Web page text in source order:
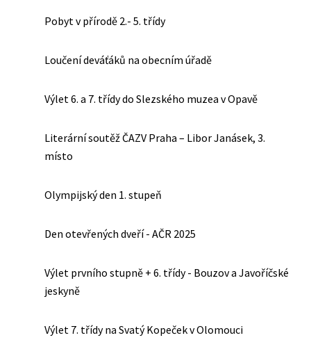
Pobyt v přírodě 2.- 5. třídy
Loučení deváťáků na obecním úřadě
Výlet 6. a 7. třídy do Slezského muzea v Opavě
Literární soutěž ČAZV Praha – Libor Janásek, 3.
místo
Olympijský den 1. stupeň
Den otevřených dveří - AČR 2025
Výlet prvního stupně + 6. třídy - Bouzov a Javoříčské
jeskyně
Výlet 7. třídy na Svatý Kopeček v Olomouci